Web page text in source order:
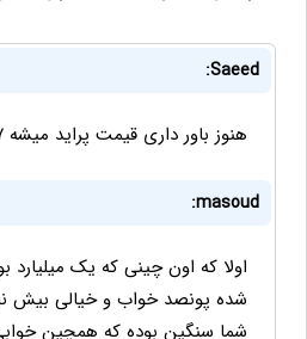
Saeed:
هنوز باور داری قیمت پراید میشه ۲۷ میلیون.خخخخ
masoud:
اولا که اون چینی که یک میلیارد
شده پونصد خواب و خیالی بیش
شما سنگین بوده که همچین